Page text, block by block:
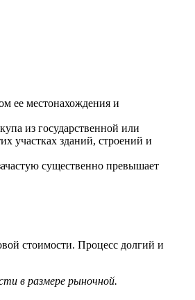
ее местонахождения и
из государственной или
участках зданий, строений и
существенно превышает
стоимости. Процесс долгий и
в размере рыночной.